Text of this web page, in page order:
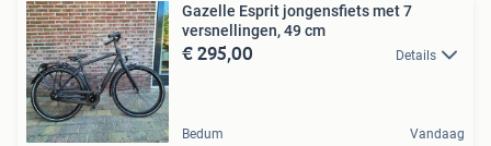
Gazelle Esprit jongensfiets met 7
versnellingen, 49 cm
€ 295,00 Details
Bedum Vandaag